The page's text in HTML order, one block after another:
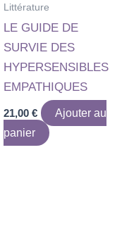
Littérature
LE GUIDE DE
SURVIE DES
HYPERSENSIBLES
EMPATHIQUES
21,00 €
Ajouter au
panier